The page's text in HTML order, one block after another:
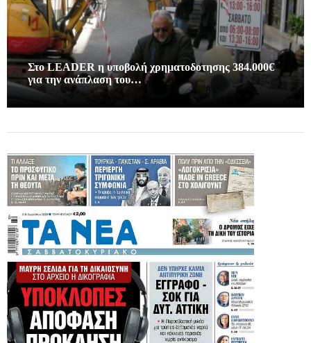
Στο LEADER η υποβολή χρηματοδοτησης 384.000€
για την ανάπλαση του…